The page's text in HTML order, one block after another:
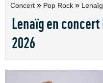
Concert » Pop Rock »
Lenaïg en
2026